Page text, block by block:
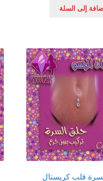
إلى السلة
قلب كريستال